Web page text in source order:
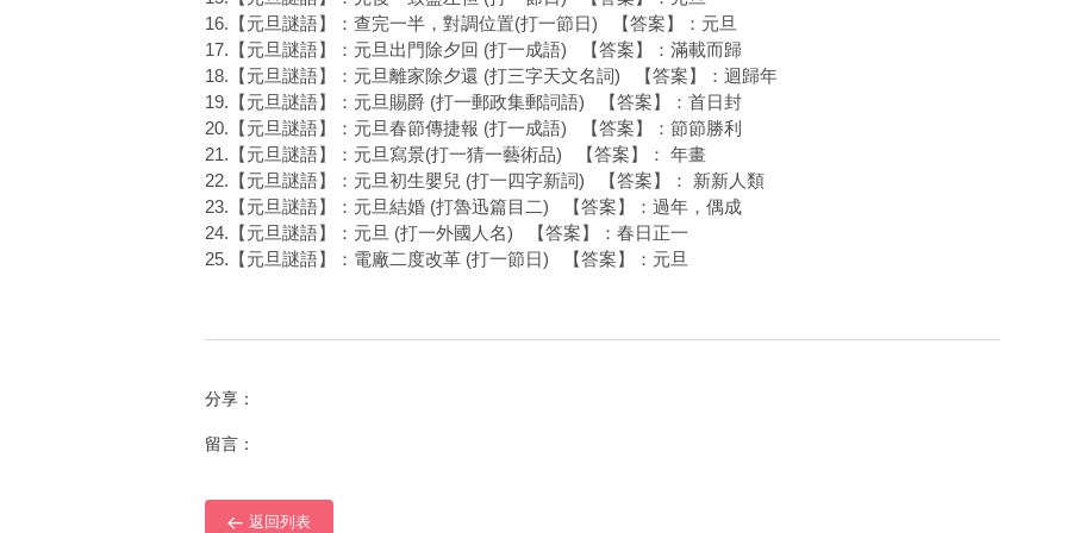
16.【元旦謎語】：查完一半，對調位置(打一節日) 【答案】：元旦
17.【元旦謎語】：元旦出門除夕回 (打一成語) 【答案】：滿載而歸
18.【元旦謎語】：元旦離家除夕還 (打三字天文名詞) 【答案】：迴歸年
19.【元旦謎語】：元旦賜爵 (打一郵政集郵詞語) 【答案】：首日封
20.【元旦謎語】：元旦春節傳捷報 (打一成語) 【答案】：節節勝利
21.【元旦謎語】：元旦寫景(打一猜一藝術品) 【答案】： 年畫
22.【元旦謎語】：元旦初生嬰兒 (打一四字新詞) 【答案】： 新新人類
23.【元旦謎語】：元旦結婚 (打魯迅篇目二) 【答案】：過年，偶成
24.【元旦謎語】：元旦 (打一外國人名) 【答案】：春日正一
25.【元旦謎語】：電廠二度改革 (打一節日) 【答案】：元旦
分享：
留言：
返回列表